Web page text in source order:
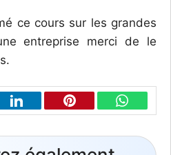
ce cours sur les grandes
entreprise merci de le